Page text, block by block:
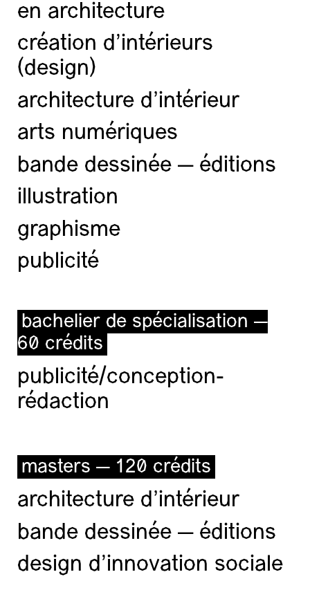
en architecture
création d'intérieurs
(design)
architecture d’intérieur
arts numériques
bande dessinée — éditions
illustration
graphisme
publicité
bachelier de spécialisation —
60 crédits
publicité/conception-
rédaction
masters — 120 crédits
architecture d’intérieur
bande dessinée — éditions
design d'innovation sociale